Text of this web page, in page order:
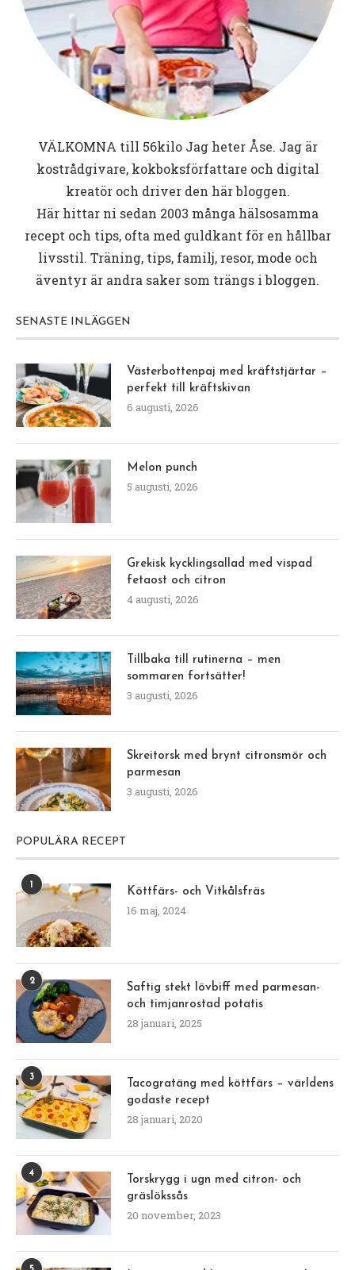
VÄLKOMNA till 56kiloJag heter Åse. Jag är
kostrådgivare, kokboksförfattare och digital
kreatör och driver den här bloggen.
Här hittar ni sedan 2003 många hälsosamma
recept och tips, ofta med guldkant för en hållbar
livsstil. Träning, tips, familj, resor, mode och
äventyr är andra saker som trängs i bloggen.
SENASTE INLÄGGEN
Västerbottenpaj med kräftstjärtar –
perfekt till kräftskivan
6 augusti, 2026
Melon punch
5 augusti, 2026
Grekisk kycklingsallad med vispad
fetaost och citron
4 augusti, 2026
Tillbaka till rutinerna – men
sommaren fortsätter!
3 augusti, 2026
Skreitorsk med brynt citronsmör och
parmesan
3 augusti, 2026
POPULÄRA RECEPT
1
Köttfärs- och Vitkålsfräs
16 maj, 2024
2
Saftig stekt lövbiff med parmesan-
och timjanrostad potatis
28 januari, 2025
3
Tacogratäng med köttfärs – världens
godaste recept
28 januari, 2020
4
Torskrygg i ugn med citron- och
gräslökssås
20 november, 2023